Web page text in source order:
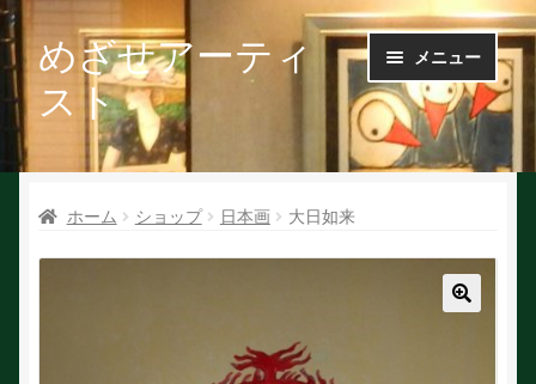
ナ
ビ
ゲ
ン
へ
コ
ン
テ
ス
キ
めざせアーティ
スト
メニュー
Ｑ＆Ａ
お問い合せ
ホーム ショップ 日本画 大日如来